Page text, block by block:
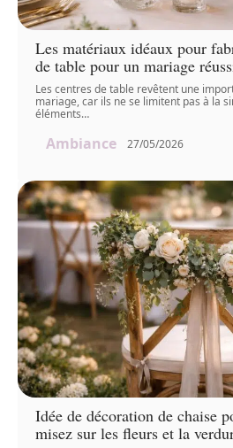
Les matériaux idéaux pour
de table pour un mariage
Les centres de table revêtent une
mariage, car ils ne se limitent pas à la
éléments…
Ambiance 27/05/2026
Idée de décoration de chaise
misez sur les fleurs et la